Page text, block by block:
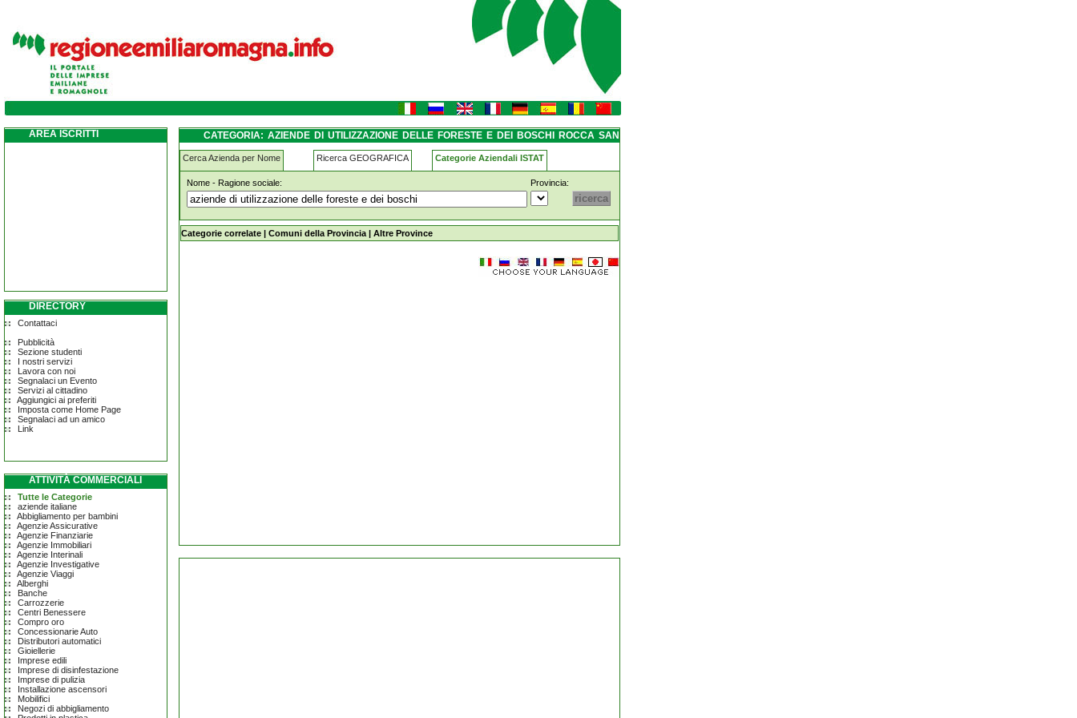
aziende-di-utilizzazione-delle-foreste-e-dei-boschi rocca-san-casciano
AREA ISCRITTI
DIRECTORY
Contattaci
Pubblicità
Sezione studenti
I nostri servizi
Lavora con noi
Segnalaci un Evento
Servizi al cittadino
Aggiungici ai preferiti
Imposta come Home Page
Segnalaci ad un amico
Link
ATTIVITÀ COMMERCIALI
Tutte le Categorie
aziende italiane
Abbigliamento per bambini
Agenzie Assicurative
Agenzie Finanziarie
Agenzie Immobiliari
Agenzie Interinali
Agenzie Investigative
Agenzie Viaggi
Alberghi
Banche
Carrozzerie
Centri Benessere
Compro oro
Concessionarie Auto
Distributori automatici
Gioiellerie
Imprese edili
Imprese di disinfestazione
Imprese di pulizia
Installazione ascensori
Mobilifici
Negozi di abbigliamento
CATEGORIA: AZIENDE DI UTILIZZAZIONE DELLE FORESTE E DEI BOSCHI ROCCA SAN
CASCIANO
Cerca Azienda per Nome Ricerca GEOGRAFICA Categorie Aziendali ISTAT
Nome - Ragione sociale: Provincia:
aziende-di-utilizzazione-delle-foreste-e-dei-boschi rocca-san-casciano
Categorie correlate | Comuni della Provincia | Altre Province